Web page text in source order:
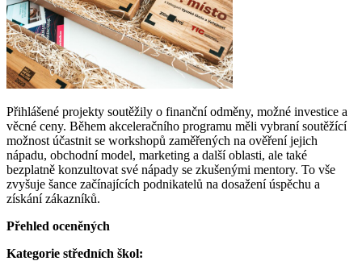
Přihlášené projekty soutěžily o finanční odměny, možné investice a
věcné ceny. Během akceleračního programu měli vybraní soutěžící
možnost účastnit se workshopů zaměřených na ověření jejich
nápadu, obchodní model, marketing a další oblasti, ale také
bezplatně konzultovat své nápady se zkušenými mentory. To vše
zvyšuje šance začínajících podnikatelů na dosažení úspěchu a
získání zákazníků.
Přehled oceněných
Kategorie středních škol: